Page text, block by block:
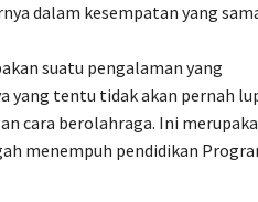
dalam kesempatan yang
suatu pengalaman yang
yang tentu tidak akan pernah
cara berolahraga. Ini
menempuh pendidikan